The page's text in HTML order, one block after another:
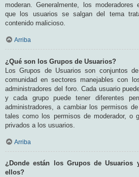
moderan. Generalmente, los
que los usuarios se salgan del tema
contenido malicioso.
Arriba
¿Qué son los Grupos de Usuarios?
Los Grupos de Usuarios son conjuntos
comunidad en sectores manejables con
administradores del foro. Cada usuario
y cada grupo puede tener diferentes
administradores, a cambiar los permisos
tales como los permisos de moderador, o
privados a los usuarios.
Arriba
¿Donde están los Grupos de
ellos?